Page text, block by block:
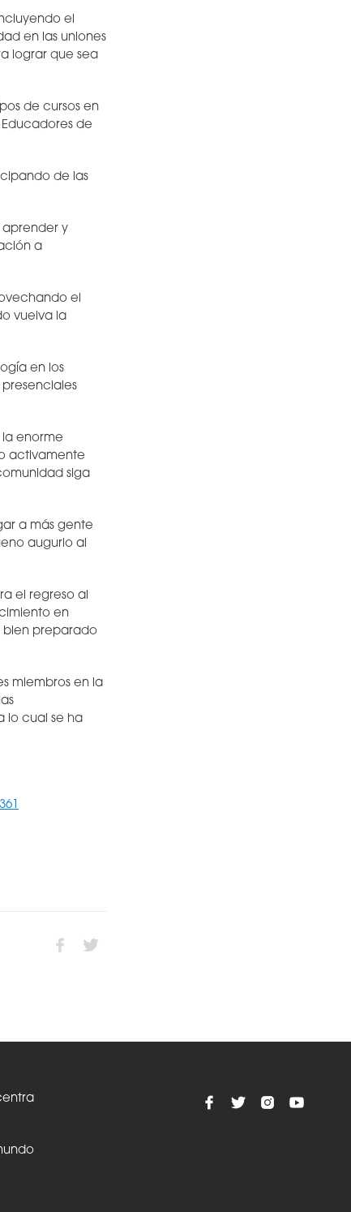
el
en las uniones
lograr que sea
de cursos en
de
de las
aprender y
a
el
vuelva la
en los
la enorme
activamente
siga
a más gente
augurio al
el regreso al
en
bien preparado
miembros en la
lo cual se ha